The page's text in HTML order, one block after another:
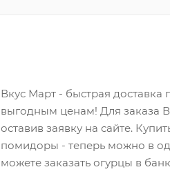
Вкус Март - быстрая
выгодным ценам! Для заказа
оставив заявку на сайте.
помидоры - теперь можно в
можете заказать огурцы в